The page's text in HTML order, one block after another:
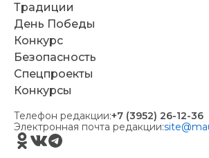
Традиции
День Победы
Конкурс
Безопасность
Спецпроекты
Конкурсы
Телефон редакции:+7 (3952) 26-12-36
Электронная почта редакции: